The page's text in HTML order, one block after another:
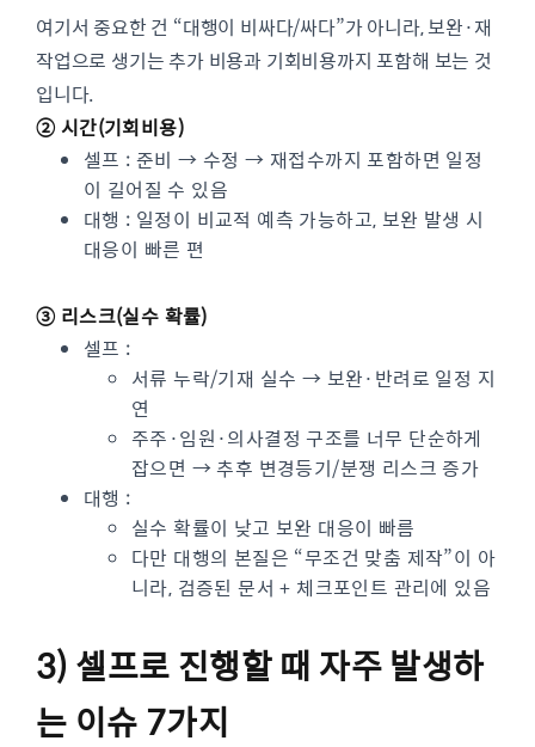
여기서 중요한 건 “대행이 비싸다/싸다”가 아니라, 보완·재
작업으로 생기는 추가 비용과 기회비용까지 포함해 보는 것
입니다.
② 시간(기회비용)
셀프 : 준비 → 수정 → 재접수까지 포함하면 일정
이 길어질 수 있음
대행 : 일정이 비교적 예측 가능하고, 보완 발생 시
대응이 빠른 편
③ 리스크(실수 확률)
셀프 :
서류 누락/기재 실수 → 보완·반려로 일정 지
연
주주·임원·의사결정 구조를 너무 단순하게
잡으면 → 추후 변경등기/분쟁 리스크 증가
대행 :
실수 확률이 낮고 보완 대응이 빠름
다만 대행의 본질은 “무조건 맞춤 제작”이 아
니라, 검증된 문서 + 체크포인트 관리에 있음
3) 셀프로 진행할 때 자주 발생하
는 이슈 7가지